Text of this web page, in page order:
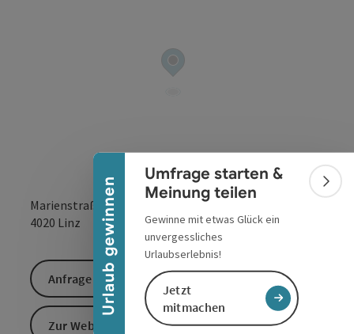
Urlaub gewinnen
Banner einklappen
Umfrage starten &
Meinung teilen
Gewinne mit etwas Glück ein
unvergessliches
Urlaubserlebnis!
Jetzt
mitmachen
Marienstraße 10 a
4020 Linz in Google
Anfrage senden
Zur Website